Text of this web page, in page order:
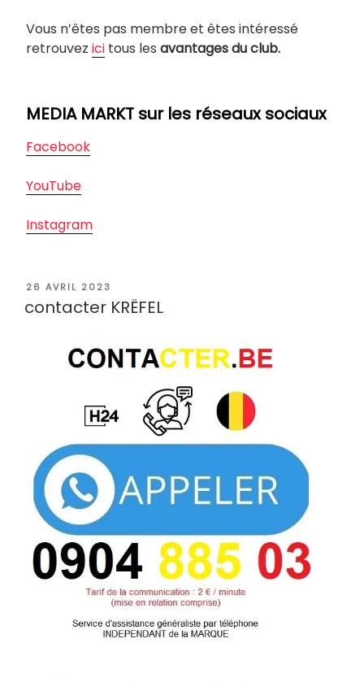
Vous n’êtes pas membre et êtes intéressé
retrouvez ici tous les avantages du club.
MEDIA MARKT sur les réseaux sociaux
Facebook
YouTube
Instagram
PUBLIÉ
26 AVRIL 2023
contacter KRËFEL